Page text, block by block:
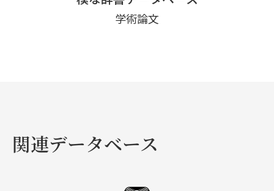
学術論文
関連データベース